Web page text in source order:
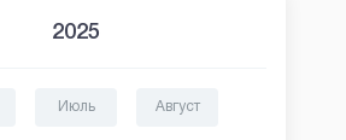
2025
Июль Август